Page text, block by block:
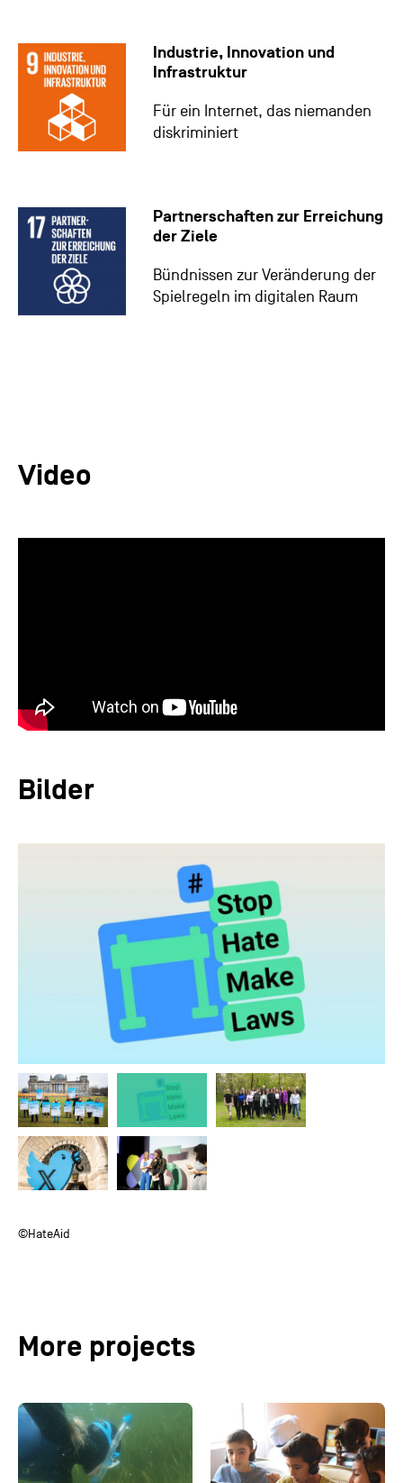
Industrie, Innovation und
Infrastruktur
Für ein Internet, das niemanden
diskriminiert
Partnerschaften zur Erreichung
der Ziele
Bündnissen zur Veränderung der
Spielregeln im digitalen Raum
Video
Bilder
©HateAid
More projects